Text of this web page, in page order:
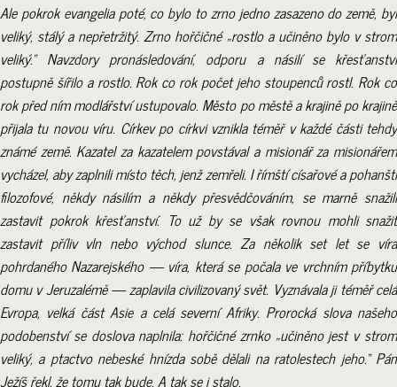
Ale pokrok evangelia poté, co bylo to zrno jedno zasazeno do země, byl
veliký, stálý a nepřetržitý. Zrno hořčičné „rostlo a učiněno bylo v strom
veliký.“ Navzdory pronásledování, odporu a násilí se křesťanství
postupně šířilo a rostlo. Rok co rok počet jeho stoupenců rostl. Rok co
rok před ním modlářství ustupovalo. Město po městě a krajině po krajině
přijala tu novou víru. Církev po církvi vznikla téměř v každé části tehdy
známé země. Kazatel za kazatelem povstával a misionář za misionářem
vycházel, aby zaplnili místo těch, jenž zemřeli. I římští císařové a pohanští
filozofové, někdy násilím a někdy přesvědčováním, se marně snažili
zastavit pokrok křesťanství. To už by se však rovnou mohli snažit
zastavit příliv vln nebo východ slunce. Za několik set let se víra
pohrdaného Nazarejského — víra, která se počala ve vrchním příbytku
domu v Jeruzalémě — zaplavila civilizovaný svět. Vyznávala ji téměř celá
Evropa, velká část Asie a celá severní Afriky. Prorocká slova našeho
podobenství se doslova naplnila: hořčičné zrnko „učiněno jest v strom
veliký, a ptactvo nebeské hnízda sobě dělali na ratolestech jeho.“ Pán
Ježíš řekl, že tomu tak bude. A tak se i stalo.